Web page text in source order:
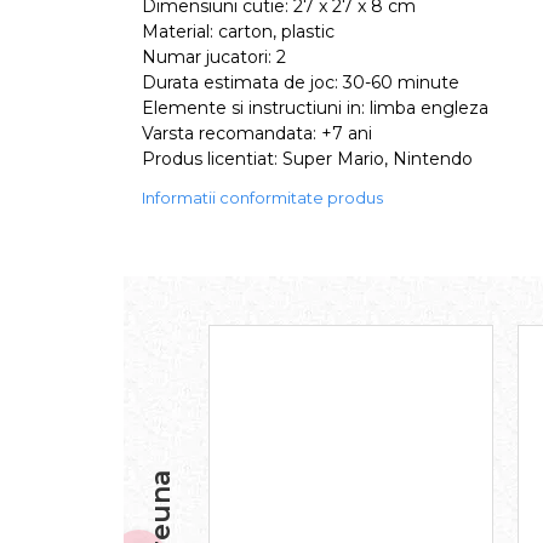
Dimensiuni cutie: 27 x 27 x 8 cm
Material: carton, plastic
Numar jucatori: 2
Durata estimata de joc: 30-60 minute
Elemente si instructiuni in: limba engleza
Varsta recomandata: +7 ani
Produs licentiat: Super Mario, Nintendo
Informatii conformitate produs